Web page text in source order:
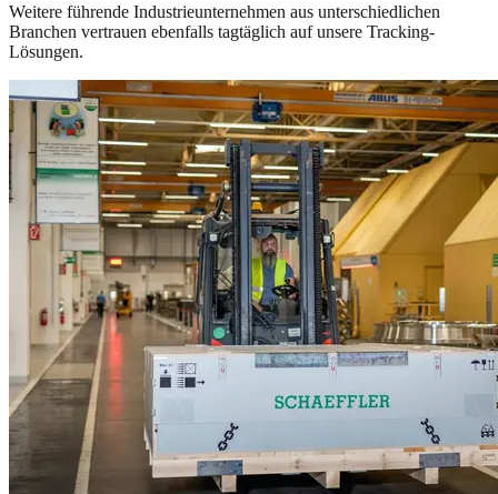
Weitere führende Industrieunternehmen aus unterschiedlichen
Branchen vertrauen ebenfalls tagtäglich auf unsere Tracking-
Lösungen.